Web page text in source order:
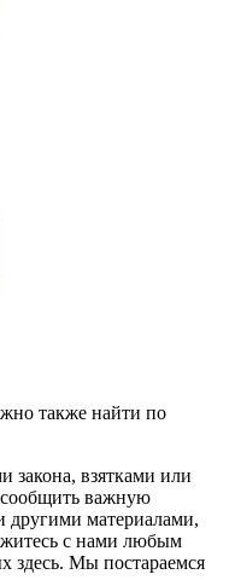
также найти по
закона, взятками или
сообщить важную
другими материалами,
с нами любым
здесь. Мы постараемся